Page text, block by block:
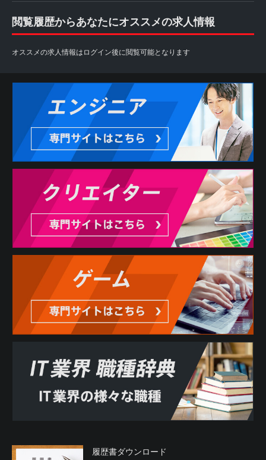
閲覧履歴からあなたにオススメの求人情報
オススメの求人情報はログイン後に閲覧可能となります
履歴書ダウンロード